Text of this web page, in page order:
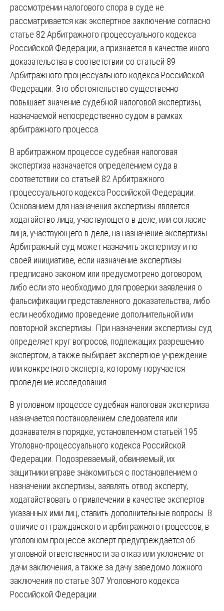
рассмотрении налогового спора в суде не
рассматривается как экспертное заключение согласно
статье 82 Арбитражного процессуального кодекса
Российской Федерации, а признается в качестве иного
доказательства в соответствии со статьей 89
Арбитражного процессуального кодекса Российской
Федерации. Это обстоятельство существенно
повышает значение судебной налоговой экспертизы,
назначаемой непосредственно судом в рамках
арбитражного процесса.
В арбитражном процессе судебная налоговая
экспертиза назначается определением суда в
соответствии со статьей 82 Арбитражного
процессуального кодекса Российской Федерации.
Основанием для назначения экспертизы является
ходатайство лица, участвующего в деле, или согласие
лица, участвующего в деле, на назначение экспертизы.
Арбитражный суд может назначить экспертизу и по
своей инициативе, если назначение экспертизы
предписано законом или предусмотрено договором,
либо если это необходимо для проверки заявления о
фальсификации представленного доказательства, либо
если необходимо проведение дополнительной или
повторной экспертизы. При назначении экспертизы суд
определяет круг вопросов, подлежащих разрешению
экспертом, а также выбирает экспертное учреждение
или конкретного эксперта, которому поручается
проведение исследования.
В уголовном процессе судебная налоговая экспертиза
назначается постановлением следователя или
дознавателя в порядке, установленном статьей 195
Уголовно-процессуального кодекса Российской
Федерации. Подозреваемый, обвиняемый, их
защитники вправе знакомиться с постановлением о
назначении экспертизы, заявлять отвод эксперту,
ходатайствовать о привлечении в качестве экспертов
указанных ими лиц, ставить дополнительные вопросы. В
отличие от гражданского и арбитражного процессов, в
уголовном процессе эксперт предупреждается об
уголовной ответственности за отказ или уклонение от
дачи заключения, а также за дачу заведомо ложного
заключения по статье 307 Уголовного кодекса
Российской Федерации.